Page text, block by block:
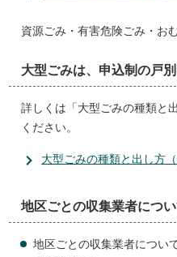
資源ごみ・有害危険ごみ・お
大型ごみは、申込制の戸
詳しくは「大型ごみの種類と
ください。
大型ごみの種類と出し方（
地区ごとの収集業者につ
地区ごとの収集業者につい